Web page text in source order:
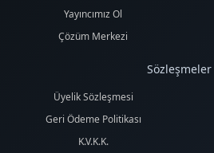
Yayıncımız Ol
Çözüm Merkezi
Sözleşmeler
Üyelik Sözleşmesi
Geri Ödeme Politikası
K.V.K.K.